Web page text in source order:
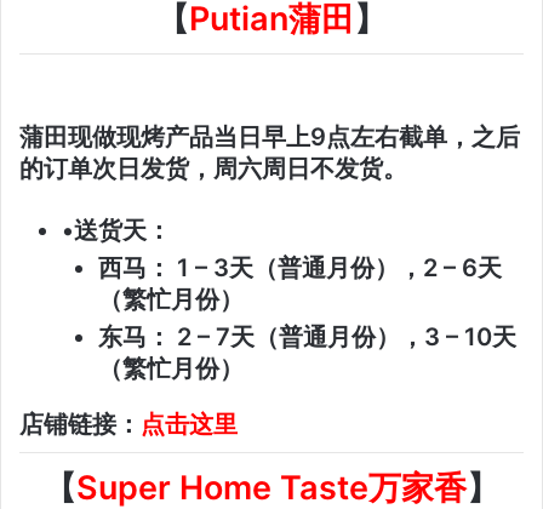
【Putian蒲田 】
蒲田现做现烤产品当日早上9点左右截单，之后
的订单次日发货，周六周日不发货。
•送货天：
西马： 1 – 3天（普通月份），2 – 6天
（繁忙月份）
东马： 2 – 7天（普通月份），3 – 10天
（繁忙月份）
店铺链接： 点击这里
【Super Home Taste万家香】